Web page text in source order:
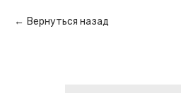
Вернуться назад